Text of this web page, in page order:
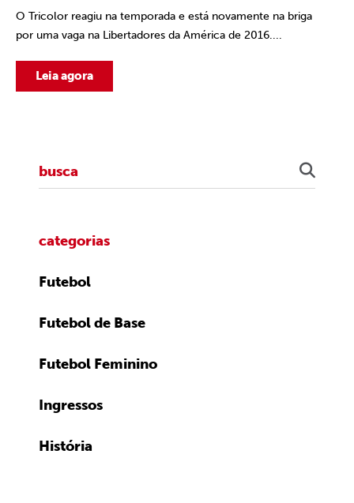
O Tricolor reagiu na temporada e está novamente na briga
por uma vaga na Libertadores da América de 2016....
Leia agora
categorias
Futebol
Futebol de Base
Futebol Feminino
Ingressos
História